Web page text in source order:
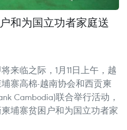
和为国立功者家庭送
来临之际，1月11日上午，越
寨高棉-越南协会和西贡柬
Cambodia)联合举行活动，
埔寨贫困户和为国立功者家